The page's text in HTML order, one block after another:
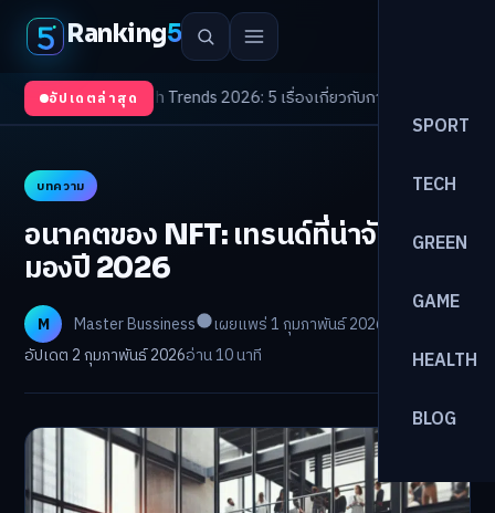
Ranking5
SPORT
TECH
GREEN
GAME
HEALTH
BLOG
อัปเดตล่าสุด
/Health Trends 2026: 5 เรื่องเกี่ยวกับการแพทย์ที่ควรรู้
บทความ
อนาคตของ NFT: เทรนด์ที่น่าจับตา
มองปี 2026
M Master Bussiness
เผยแพร่ 1 กุมภาพันธ์ 2026
อัปเดต 2 กุมภาพันธ์ 2026อ่าน 10 นาที